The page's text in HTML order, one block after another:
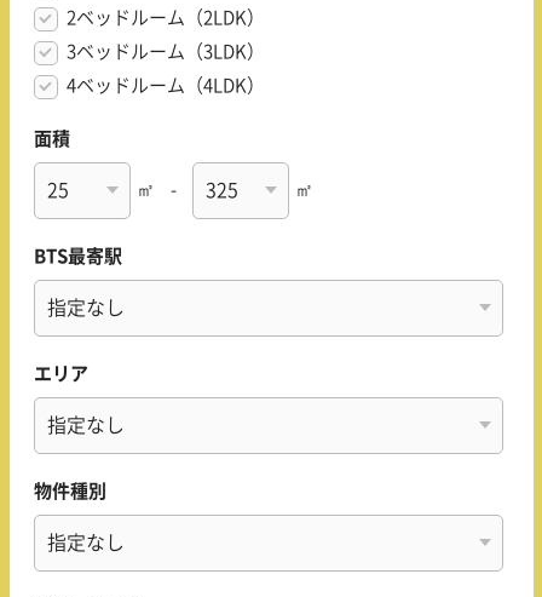
2ベッドルーム（2LDK）
3ベッドルーム（3LDK）
4ベッドルーム（4LDK）
面積
㎡ - ㎡
BTS最寄駅
エリア
物件種別